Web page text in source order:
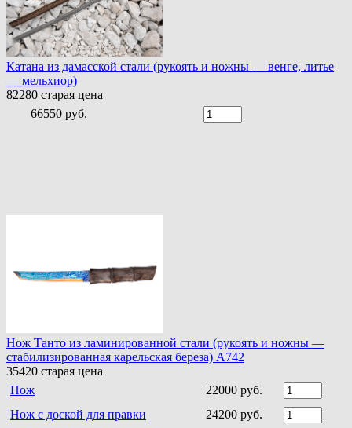
Катана из дамасской стали (рукоять и ножны — венге, литье
— мельхиор)
82280 старая цена
66550 руб.
Нож Танто из ламинированной стали (рукоять и ножны —
стабилизированная карельская береза) A742
35420 старая цена
Нож
22000 руб.
Нож с доской для правки
24200 руб.